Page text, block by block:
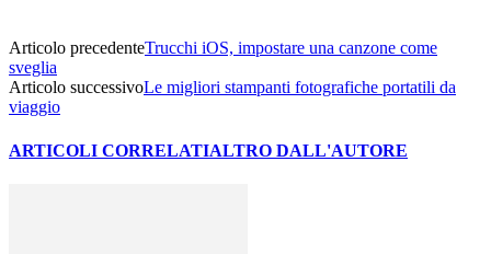
Articolo precedenteTrucchi iOS, impostare una canzone come
sveglia
Articolo successivoLe migliori stampanti fotografiche portatili da
viaggio
ARTICOLI CORRELATIALTRO DALL'AUTORE